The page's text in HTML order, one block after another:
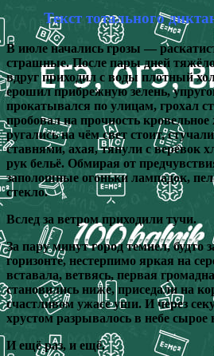
Текст тотального
В июле начались грозы —
страшные. После пары дней
вдруг приходил с воды плотный
ерошил прибрежную зелень,
прокатывался по улицам, грохал
пробовал на прочность
ругались на чём свет стоит,
ставнями, ахая, тянули с верёвок
рук бельё. Обмирая от
заполошные огоньки лампадок,
стекло.
Вслед за ветром приходили тучи.
За пару минут город темнел, будто
горизонте, нестерпимо яркая на
вставала, ветвясь, первая
становились ниже, приседали на
счастливом ужасе уши. И через
хрустом разрывалось в небе сырое
И ещё раз, и ещё.